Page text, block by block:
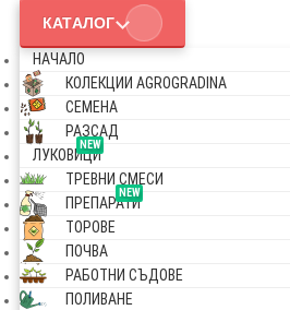
КАТАЛОГ
НАЧАЛО
КОЛЕКЦИИ AGROGRADINA
СЕМЕНА
РАЗСАД
NEW
ЛУКОВИЦИ
ТРЕВНИ СМЕСИ
NEW
ПРЕПАРАТИ
ТОРОВЕ
ПОЧВА
РАБОТНИ СЪДОВЕ
ПОЛИВАНЕ